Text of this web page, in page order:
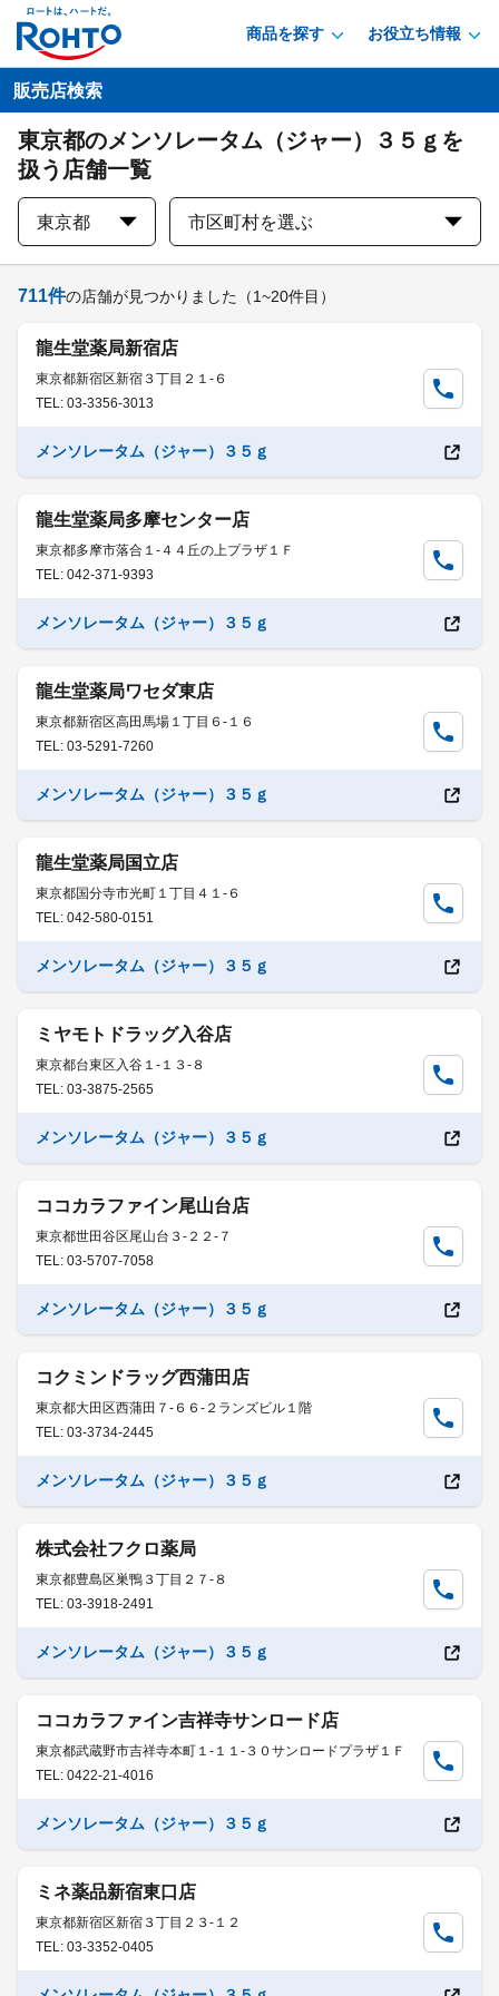
商品を探す お役立ち情報
販売店検索
東京都のメンソレータム（ジャー）３５ｇを
扱う店舗一覧
東京都 市区町村を選ぶ
711件の店舗が見つかりました （1~20件目）
龍生堂薬局新宿店
東京都新宿区新宿３丁目２１-６
TEL: 03-3356-3013
メンソレータム（ジャー）３５ｇ
龍生堂薬局多摩センター店
東京都多摩市落合１-４４丘の上プラザ１Ｆ
TEL: 042-371-9393
メンソレータム（ジャー）３５ｇ
龍生堂薬局ワセダ東店
東京都新宿区高田馬場１丁目６-１６
TEL: 03-5291-7260
メンソレータム（ジャー）３５ｇ
龍生堂薬局国立店
東京都国分寺市光町１丁目４１-６
TEL: 042-580-0151
メンソレータム（ジャー）３５ｇ
ミヤモトドラッグ入谷店
東京都台東区入谷１-１３-８
TEL: 03-3875-2565
メンソレータム（ジャー）３５ｇ
ココカラファイン尾山台店
東京都世田谷区尾山台３-２２-７
TEL: 03-5707-7058
メンソレータム（ジャー）３５ｇ
コクミンドラッグ西蒲田店
東京都大田区西蒲田７-６６-２ランズビル１階
TEL: 03-3734-2445
メンソレータム（ジャー）３５ｇ
株式会社フクロ薬局
東京都豊島区巣鴨３丁目２７-８
TEL: 03-3918-2491
メンソレータム（ジャー）３５ｇ
ココカラファイン吉祥寺サンロード店
東京都武蔵野市吉祥寺本町１-１１-３０サンロードプラザ１Ｆ
TEL: 0422-21-4016
メンソレータム（ジャー）３５ｇ
ミネ薬品新宿東口店
東京都新宿区新宿３丁目２３-１２
TEL: 03-3352-0405